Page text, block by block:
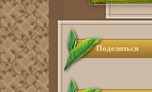
Поделиться